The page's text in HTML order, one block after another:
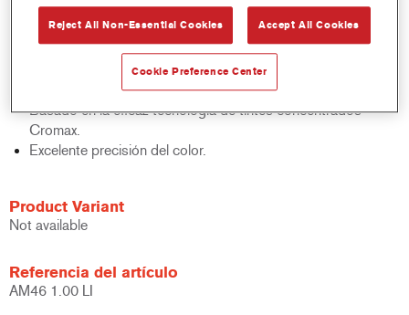
calidades de base disolvente: medios y altos sólidos,
acabados y bases bicapa.
Rápido control de stocks.
Ahorra espacio de almacenamiento.
Basado en la eficaz tecnología de tintes concentrados
Cromax.
Excelente precisión del color.
Product Variant
Not available
Referencia del artículo
AM46 1.00 LI
Reject All Non-Essential Cookies Accept All Cookies
Cookie Preference Center